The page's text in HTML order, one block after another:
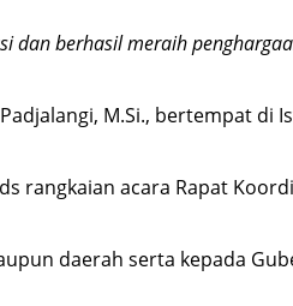
berhasil meraih
M.Si., bertempat di
rangkaian acara Rapat
daerah serta kepada